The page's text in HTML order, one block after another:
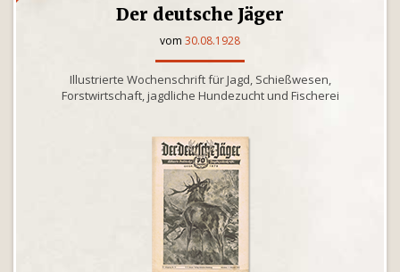
Der deutsche Jäger
vom 30.08.1928
Illustrierte Wochenschrift für Jagd, Schießwesen,
Forstwirtschaft, jagdliche Hundezucht und Fischerei